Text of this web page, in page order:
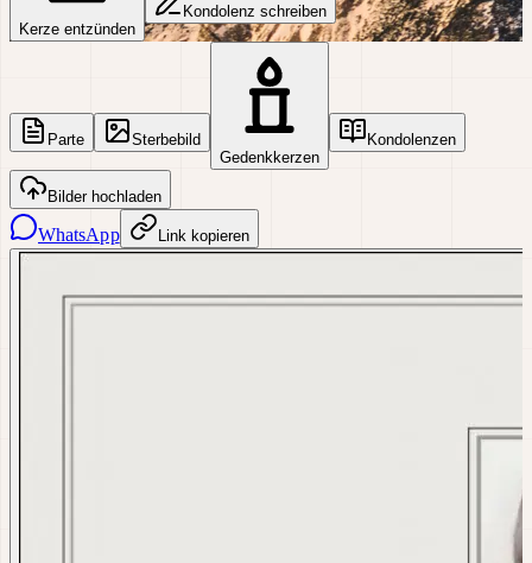
Kerze entzünden
Kondolenz schreiben
Parte
Sterbebild
Gedenkkerzen
Kondolenzen
Bilder hochladen
WhatsApp Link kopieren